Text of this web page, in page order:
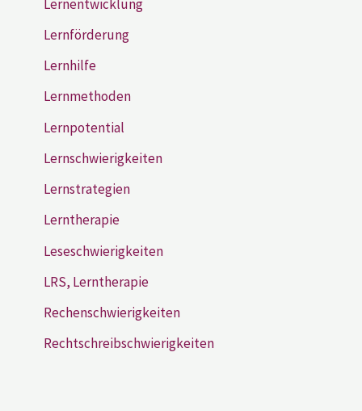
Lernentwicklung
Lernförderung
Lernhilfe
Lernmethoden
Lernpotential
Lernschwierigkeiten
Lernstrategien
Lerntherapie
Leseschwierigkeiten
LRS, Lerntherapie
Rechenschwierigkeiten
Rechtschreibschwierigkeiten